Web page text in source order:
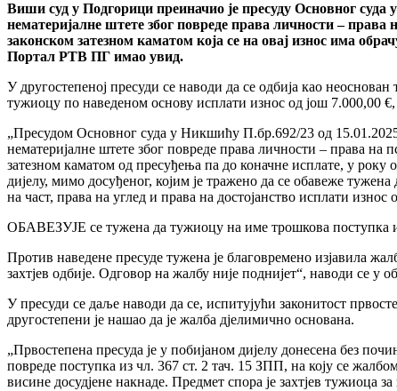
Виши суд у Подгорици преиначио је пресуду Основног суда
нематеријалне штете због повреде права личности – права
законском затезном каматом која се на овај износ има
Портал РТВ ПГ имао увид.
У другостепеној пресуди се наводи да се одбија као
тужиоцу по наведеном основу исплати износ од још 7.000,00 €,
„Пресудом Основног суда у Никшићу П.бр.692/23 од
нематеријалне штете због повреде права личности – права на
затезном каматом од пресуђења па до коначне исплате, у
дијелу, мимо досуђеног, којим је тражено да се обавеже
на част, права на углед и права на достојанство исплати
ОБАВЕЗУЈЕ се тужена да тужиоцу на име трошкова поступка
Против наведене пресуде тужена је благовремено изјавила
захтјев одбије. Одговор на жалбу није поднијет“, наводи се у
У пресуди се даље наводи да се, испитујући законитост
другостепени је нашао да је жалба дјелимично основана.
„Првостепена пресуда је у побијаном дијелу донесена без
повреде поступка из чл. 367 ст. 2 тач. 15 ЗПП, на коју се
висине досудјене накнаде. Предмет спора је захтјев тужиоца